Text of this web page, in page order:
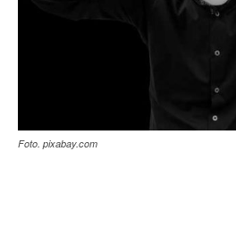
Foto. pixabay.com